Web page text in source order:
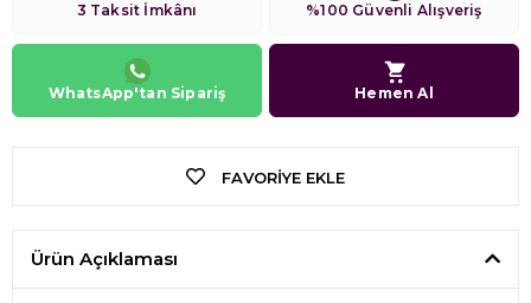
3 Taksit İmkânı %100 Güvenli Alışveriş
WhatsApp'tan Sipariş Hemen Al
FAVORIYE EKLE
Ürün Açıklaması